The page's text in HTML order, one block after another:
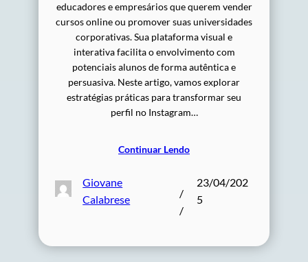
educadores e empresários que querem vender
cursos online ou promover suas universidades
corporativas. Sua plataforma visual e
interativa facilita o envolvimento com
potenciais alunos de forma autêntica e
persuasiva. Neste artigo, vamos explorar
estratégias práticas para transformar seu
perfil no Instagram…
Continuar Lendo
Giovane
Calabrese
/
/
23/04/202
5